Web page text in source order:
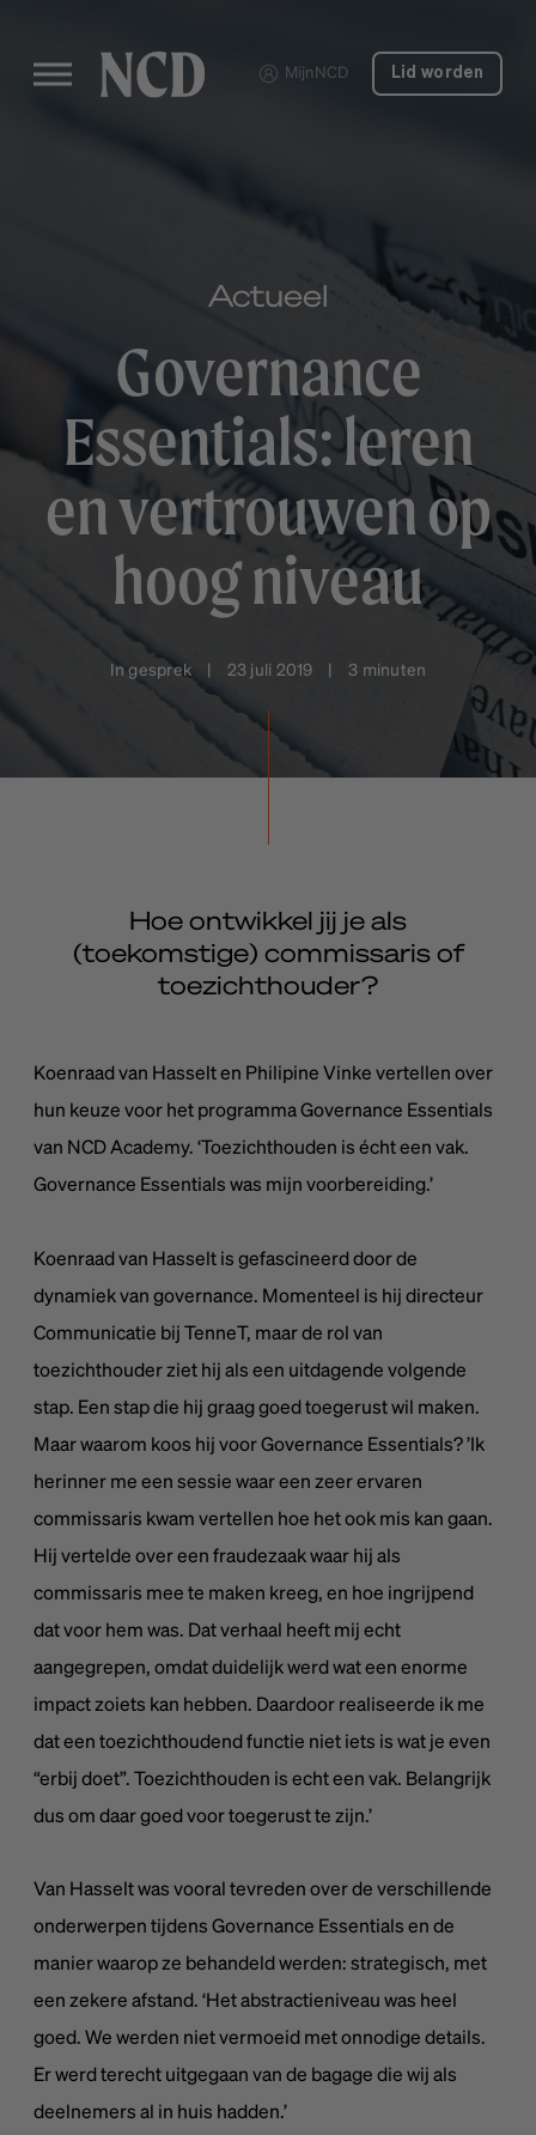
MijnNCD Lid worden
Actueel
Governance
Essentials: leren
en vertrouwen op
hoog niveau
In gesprek | 23 juli 2019 | 3 minuten
Hoe ontwikkel jij je als
(toekomstige) commissaris of
toezichthouder?
Koenraad van Hasselt en Philipine Vinke vertellen over
hun keuze voor het programma Governance Essentials
van NCD Academy. ‘Toezichthouden is écht een vak.
Governance Essentials was mijn voorbereiding.’
Koenraad van Hasselt is gefascineerd door de
dynamiek van governance. Momenteel is hij directeur
Communicatie bij TenneT, maar de rol van
toezichthouder ziet hij als een uitdagende volgende
stap. Een stap die hij graag goed toegerust wil maken.
Maar waarom koos hij voor Governance Essentials? ’Ik
herinner me een sessie waar een zeer ervaren
commissaris kwam vertellen hoe het ook mis kan gaan.
Hij vertelde over een fraudezaak waar hij als
commissaris mee te maken kreeg, en hoe ingrijpend
dat voor hem was. Dat verhaal heeft mij echt
aangegrepen, omdat duidelijk werd wat een enorme
impact zoiets kan hebben. Daardoor realiseerde ik me
dat een toezichthoudend functie niet iets is wat je even
“erbij doet”. Toezichthouden is echt een vak. Belangrijk
dus om daar goed voor toegerust te zijn.’
Van Hasselt was vooral tevreden over de verschillende
onderwerpen tijdens Governance Essentials en de
manier waarop ze behandeld werden: strategisch, met
een zekere afstand. ‘Het abstractieniveau was heel
goed. We werden niet vermoeid met onnodige details.
Er werd terecht uitgegaan van de bagage die wij als
deelnemers al in huis hadden.’